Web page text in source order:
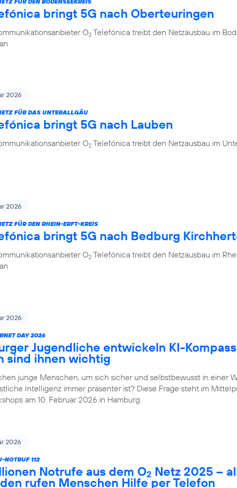
bringt 5G nach Oberteuringen
O2 Telefónica treibt den Netzausbau im
2026
FÜR DAS UNTERALLGÄU
bringt 5G nach Lauben
O2 Telefónica treibt den Netzausbau im
2026
FÜR DEN RHEIN-ERFT-KREIS
bringt 5G nach Bedburg
O2 Telefónica treibt den Netzausbau im
2026
DAY 2026
Jugendliche entwickeln KI-
sind ihnen wichtig
junge Menschen, um sich sicher und selbstbewusst in einer
Intelligenz immer präsenter ist? Diese Frage steht im
am 10. Februar 2026 in Hamburg.
2026
NOTRUF 112
Notrufe aus dem O2 Netz 2025 –
rufen Menschen Hilfe per Telefon